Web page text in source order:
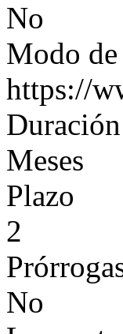
No
Modo de
https://
Meses
Plazo
2
No